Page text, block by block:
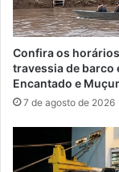
Confira os
travessia de barco
Encantado e
7 de agosto de 2026